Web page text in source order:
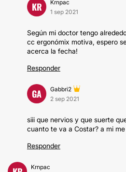
KR
Krnpac
1 sep 2021
Según mi doctor tengo
cc ergonómix motiva, espero
acerca la fecha!
Responder
GA
Gabbri2
2 sep 2021
siii que nervios y que suerte
cuanto te va a Costar? a mi
Responder
Krnpac